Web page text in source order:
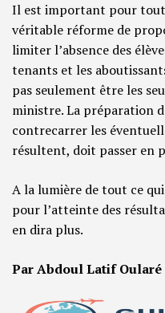
Il est important pour
véritable réforme de
limiter l’absence des
tenants et les
pas seulement être les
ministre. La préparation
contrecarrer les
résultent, doit passer en
A la lumière de tout ce
pour l’atteinte des
en dira plus.
Par Abdoul Latif Oularé